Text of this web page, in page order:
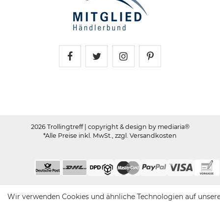
2026 Trollingtreff | copyright & design by mediaria®
*Alle Preise inkl. MwSt., zzgl. Versandkosten
Wir verwenden Cookies und ähnliche Technologien auf